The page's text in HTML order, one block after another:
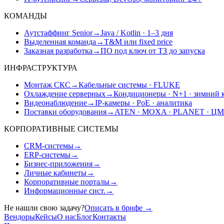
КОМАНДЫ
Аутстаффинг Senior→Java / Kotlin · 1–3 дня
Выделенная команда →T&M или fixed price
Заказная разработка →ПО под ключ от ТЗ до запуска
ИНФРАСТРУКТУРА
Монтаж СКС →Кабельные системы · FLUKE
Охлаждение серверных→Кондиционеры · N+1 · зимний
Видеонаблюдение→IP-камеры · PoE · аналитика
Поставки оборудования→ ATEN · MOXA · PLANET ·
КОРПОРАТИВНЫЕ СИСТЕМЫ
CRM-системы→
ERP-системы→
Бизнес-приложения→
Личные кабинеты→
Корпоративные порталы→
Информационные сист. →
Не нашли свою задачу?Описать в брифе →
ВендорыКейсыО насБлогКонтакты